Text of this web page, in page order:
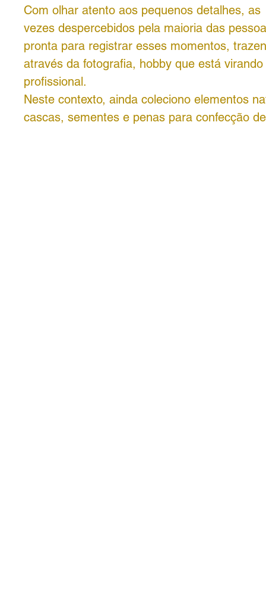
Com olhar atento aos pequenos detalhes, as
vezes despercebidos pela maioria das
pronta para registrar esses momentos,
através da fotografia, hobby que está
profissional.
Neste contexto, ainda coleciono elementos
cascas, sementes e penas para confecção